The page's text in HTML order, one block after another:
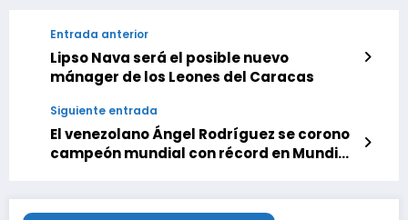
Entrada anterior
Lipso Nava será el posible nuevo
mánager de los Leones del Caracas
Siguiente entrada
El venezolano Ángel Rodríguez se corono
campeón mundial con récord en Mundial